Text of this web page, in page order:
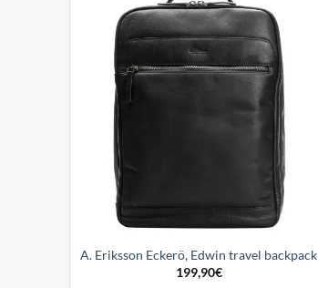
wishlist
A. Eriksson Eckerö, Edwin travel backpack
199,90€